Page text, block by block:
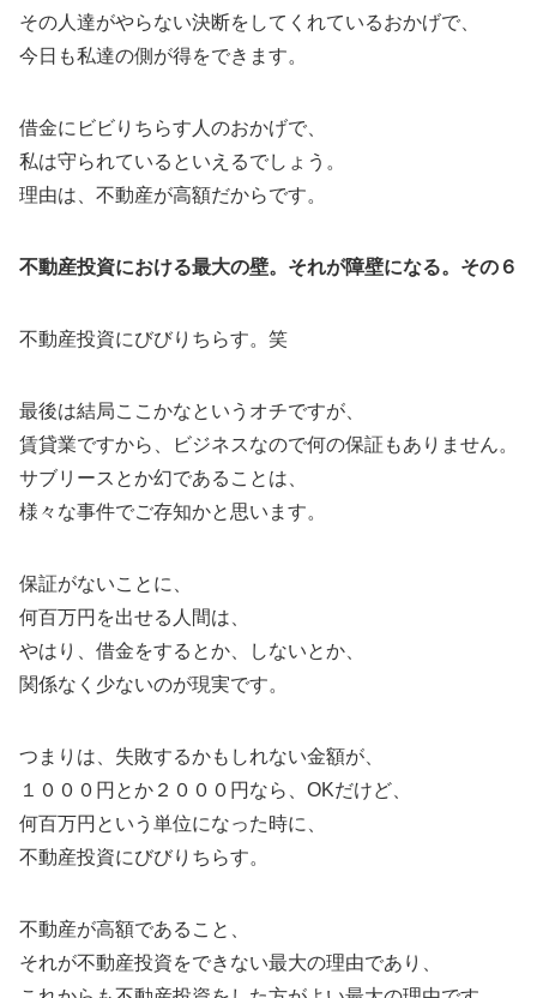
その人達がやらない決断をしてくれているおかげで、
今日も私達の側が得をできます。
借金にビビりちらす人のおかげで、
私は守られているといえるでしょう。
理由は、不動産が高額だからです。
不動産投資における最大の壁。それが障壁になる。その６
不動産投資にびびりちらす。笑
最後は結局ここかなというオチですが、
賃貸業ですから、ビジネスなので何の保証もありません。
サブリースとか幻であることは、
様々な事件でご存知かと思います。
保証がないことに、
何百万円を出せる人間は、
やはり、借金をするとか、しないとか、
関係なく少ないのが現実です。
つまりは、失敗するかもしれない金額が、
１０００円とか２０００円なら、OKだけど、
何百万円という単位になった時に、
不動産投資にびびりちらす。
不動産が高額であること、
それが不動産投資をできない最大の理由であり、